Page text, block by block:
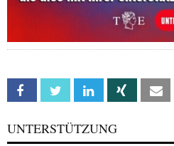
Facebook Twitter Linkedin Xing
UNTERSTÜTZUNG